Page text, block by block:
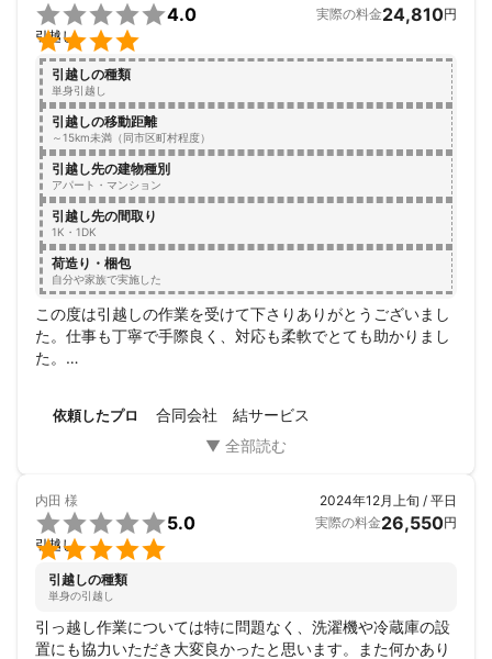


4.0
引越し
実際の料金24,810円
引越しの種類
単身引越し
引越しの移動距離
～15km未満（同市区町村程度）
引越し先の建物種別
アパート・マンション
引越し先の間取り
1K・1DK
荷造り・梱包
自分や家族で実施した
この度は引越しの作業を受けて下さりありがとうございまし
た。仕事も丁寧で手際良く、対応も柔軟でとても助かりまし
た。
依頼したプロ 合同会社 結サービス
内田 様


5.0
引越し
2024年12月上旬 / 平日
実際の料金26,550円
引越しの種類
単身の引越し
引っ越し作業については特に問題なく、洗濯機や冷蔵庫の設
置にも協力いただき大変良かったと思います。また何かあり